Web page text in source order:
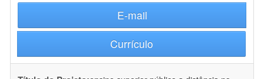
E-mail
Currículo